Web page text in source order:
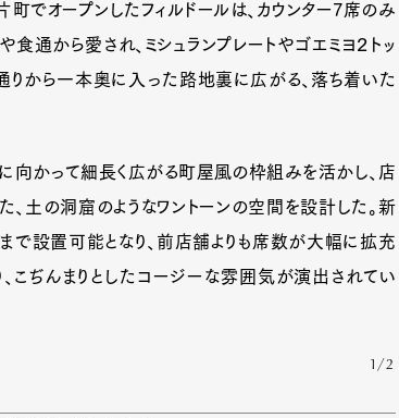
でオープンしたフィルドールは、カウンター7席のみ
通から愛され、ミシュランプレートやゴエミヨ２トッ
りから一本奥に入った路地裏に広がる、落ち着いた
向かって細長く広がる町屋風の枠組みを活かし、店
土の洞窟のようなワントーンの空間を設計した。新
で設置可能となり、前店舗よりも席数が大幅に拡充
こぢんまりとしたコージーな雰囲気が演出されてい
1/2